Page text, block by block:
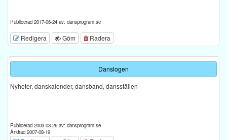
Publicerad 2017-06-24 av: dansprogram.se
Redigera Göm Radera
Danslogen
Nyheter, danskalender, dansband, dansställen
Publicerad 2003-03-26 av: dansprogram.se
Ändrad 2007-08-19